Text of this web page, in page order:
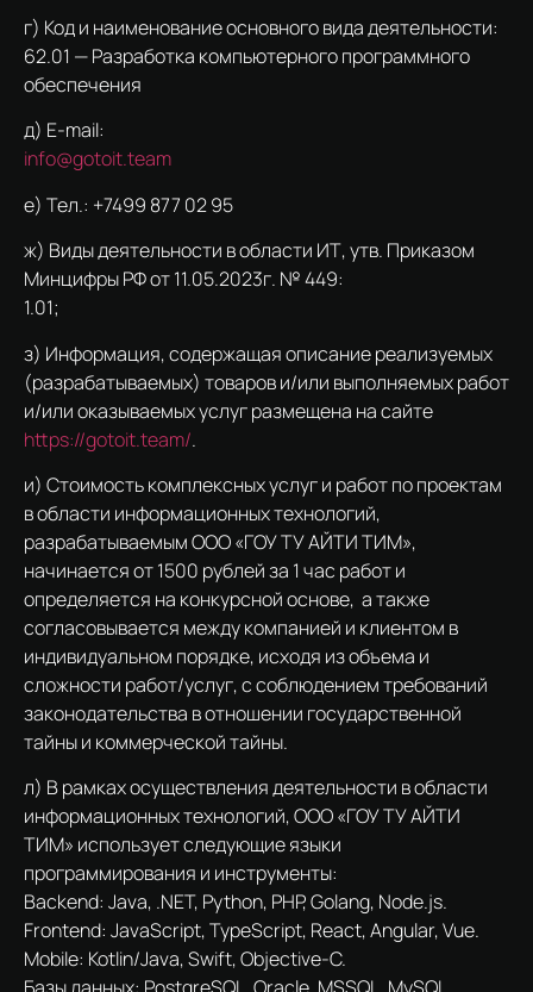
г) Код и наименование основного вида деятельности:
62.01 — Разработка компьютерного программного
обеспечения
д) E-mail:
info@gotoit.team
е) Тел.: +7499 877 02 95
ж) Виды деятельности в области ИТ, утв. Приказом
Минцифры РФ от 11.05.2023г. № 449:
1.01;
з) Информация, содержащая описание реализуемых
(разрабатываемых) товаров и/или выполняемых работ
и/или оказываемых услуг размещена на сайте
https://gotoit.team/.
и) Стоимость комплексных услуг и работ по проектам
в области информационных технологий,
разрабатываемым ООО «ГОУ ТУ АЙТИ ТИМ»,
начинается от 1500 рублей за 1 час работ и
определяется на конкурсной основе, а также
согласовывается между компанией и клиентом в
индивидуальном порядке, исходя из объема и
сложности работ/услуг, с соблюдением требований
законодательства в отношении государственной
тайны и коммерческой тайны.
л) В рамках осуществления деятельности в области
информационных технологий, ООО «ГОУ ТУ АЙТИ
ТИМ» использует следующие языки
программирования и инструменты:
Backend: Java, .NET, Python, PHP, Golang, Node.js.
Frontend: JavaScript, TypeScript, React, Angular, Vue.
Mobile: Kotlin/Java, Swift, Objective-C.